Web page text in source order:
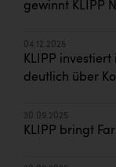
gewinnt KLIPP
04.12.2025
KLIPP
deutlich über
30.09.2025
KLIPP bringt